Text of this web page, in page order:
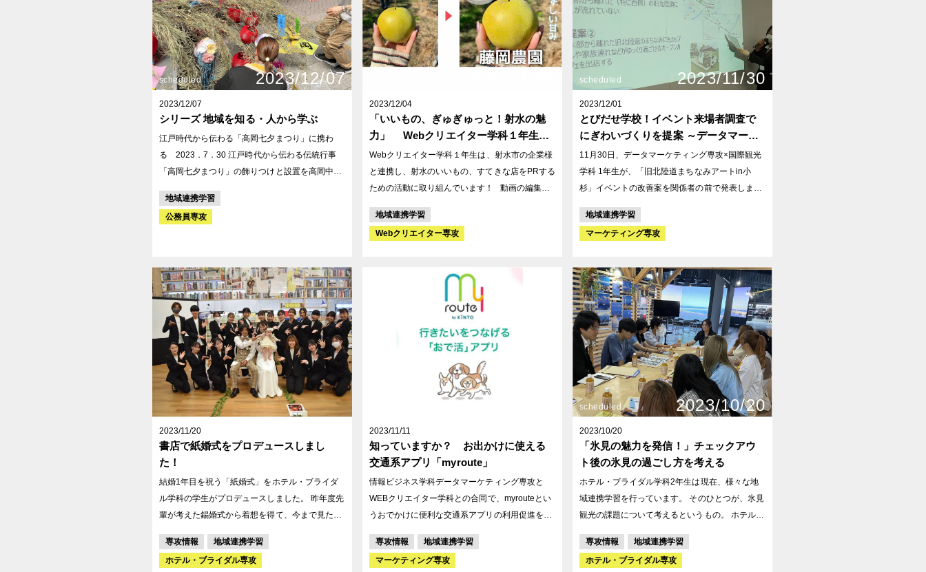
て、高齢者の方に対しての接し方について学ぶこ
とができ、また自らの知識をアウトプットする機
会があったことで就職に対しての意欲が高まり、
多くの学びがあったようです。ご協力いただいた
scheduled 2023/12/07
2023/12/07
シリーズ 地域を知る・人から学ぶ
江戸時代から伝わる「高岡七夕まつり」に携わ
る 2023．7．30 江戸時代から伝わる伝統行事
「高岡七夕まつり」の飾りつけと設置を高岡中心
きました。 コロナが終息してきて、昨年に引き続
き実施された伝統行事「高岡七夕まつり」ー私た
企業グループの方と一緒に七夕の飾りつけを一緒
にさせていただきました。
地域連携学習
公務員専攻
2023/12/04
「いいもの、ぎゅぎゅっと！射水の魅
力」 Webクリエイター学科１年生が
射水のいいもの 取材中！
Webクリエイター学科１年生は、射水市の企業様
と連携し、射水のいいもの、すてきな店をPRする
ための活動に取り組んでいます！ 動画の編集
全体的な動画の流れを決めることや、お店の取材
のためのアポ取りとスケジュール組み立てなど、
真・映像にしよう？」「こっちの方がより魅力的
じゃない？！」などなど、取材させていただく企
業さまの商品の魅力を最大限に引き出すため、毎
回の話し合いにも熱が入っています！
地域連携学習
Webクリエイター専攻
scheduled 2023/11/30
2023/12/01
とびだせ学校！イベント来場者調査で
にぎわいづくりを提案 ～データマーケ
ティング専攻×短大国際観光学科1年生
の挑戦～
11月30日、データマーケティング専攻×国際観光
学科 1年生が、「旧北陸道まちなみアートin小
杉」イベントの改善案を関係者の前で発表しまし
結果をふまえた３つの提案を行いました。 ①ター
ゲットの設定 ②滞在時間増加の企画提案 ③PR
地域連携学習
マーケティング専攻
2023/11/20
書店で紙婚式をプロデュースしまし
た！
結婚1年目を祝う「紙婚式」をホテル・ブライダ
ル学科の学生がプロデュースしました。 昨年度先
輩が考えた錫婚式から着想を得て、今まで見たこ
で書店を選択。射水市にあるTSUTAYA小杉店にご
協力いただきました。 たくさんの本に囲まれなが
専攻情報
地域連携学習
ホテル・ブライダル専攻
2023/11/11
知っていますか？ お出かけに使える
交通系アプリ「myroute」
情報ビジネス学科データマーケティング専攻と
WEBクリエイター学科との合同で、myrouteとい
うおでかけに便利な交通系アプリの利用促進をお
ング専攻の学生がリサーチを進め、ターゲット顧
客やPR戦略を設定し、来年からWEBクリエイタ
専攻情報
地域連携学習
マーケティング専攻
scheduled 2023/10/20
2023/10/20
「氷見の魅力を発信！」チェックアウ
ト後の氷見の過ごし方を考える
ホテル・ブライダル学科2年生は現在、様々な地
域連携学習を行っています。 そのひとつが、氷見
観光の課題について考えるというもの。 ホテル業
地域に呼び込むかも重要な課題です。 今回は氷
見市観光協会の方に、氷見の魅力、現状、課題を
専攻情報
地域連携学習
ホテル・ブライダル専攻